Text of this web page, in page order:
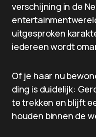
verschijning in de
uitgesproken
iedereen wordt
Of je haar nu
ding is duidelijk:
te trekken en blijft
houden binnen de